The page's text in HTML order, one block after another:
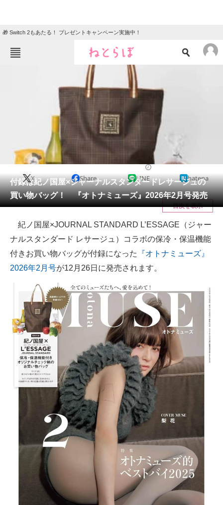
🎁 Switch 2もあたる！ プレゼントキャンペーン実施中！
ニュース
地域
教育・育児
動物
会員記事
メディア
注目記事を集めた総合ページ
ITの今と未来を見通す
スマホと通信の最新トレンド
進化するPCとデバイスの未来
好きが集まる 比べて選べる
ビジネスと働き方のヒント
AI活用のいまが分かる
企業ITのトレンドを詳説
経営リーダーのコミュニティ
マーケ×ITの今がよく分かる
ITエンジニア向け専門サイト
企業向けIT製品の総合サイト
IT製品の技術・比較・事例
製造業のIT導入・活用を支援
付録は紀ノ国屋×ジャーナルスタンダードレサージュの
買い物バッグ！ 『オトナミューズ』2026年2月号発売
X Share LINE hatena
目次を表示
紀ノ国屋×JOURNAL STANDARD L’ESSAGE（ジャー
ナルスタンダード レサージュ）コラボの保冷・保温機能
付きお買い物バッグが付録になった
『オトナミューズ』
2026年2月号が12月26日に発売されます。